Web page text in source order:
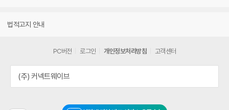
법적고지 안내
PC버전 로그인 개인정보처리방침 고객센터
(주) 커넥트웨이브